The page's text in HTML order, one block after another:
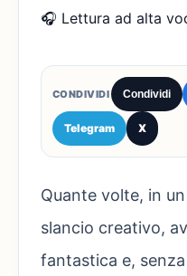
🎧 Lettura ad alta
CONDIVIDI Condividi
Telegram X
Quante volte, in
slancio creativo,
fantastica e,